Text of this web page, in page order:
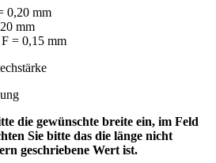
0,20 mm
mm
= 0,15 mm
die gewünschte breite ein, im Feld
Sie bitte das die länge nicht
geschriebene Wert ist.